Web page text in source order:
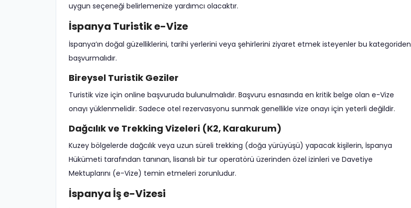
uygun seçeneği belirlemenize yardımcı olacaktır.
İspanya Turistik e-Vize
İspanya’ın doğal güzelliklerini, tarihi yerlerini veya şehirlerini ziyaret etmek isteyenler bu kategoriden
başvurmalıdır.
Bireysel Turistik Geziler
Turistik vize için online başvuruda bulunulmalıdır. Başvuru esnasında en kritik belge olan e-Vize
onayı yüklenmelidir. Sadece otel rezervasyonu sunmak genellikle vize onayı için yeterli değildir.
Dağcılık ve Trekking Vizeleri (K2, Karakurum)
Kuzey bölgelerde dağcılık veya uzun süreli trekking (doğa yürüyüşü) yapacak kişilerin, İspanya
Hükümeti tarafından tanınan, lisanslı bir tur operatörü üzerinden özel izinleri ve Davetiye
Mektuplarını (e-Vize) temin etmeleri zorunludur.
İspanya İş e-Vizesi